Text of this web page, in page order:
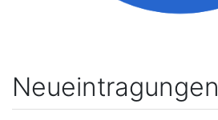
Neueintragungen